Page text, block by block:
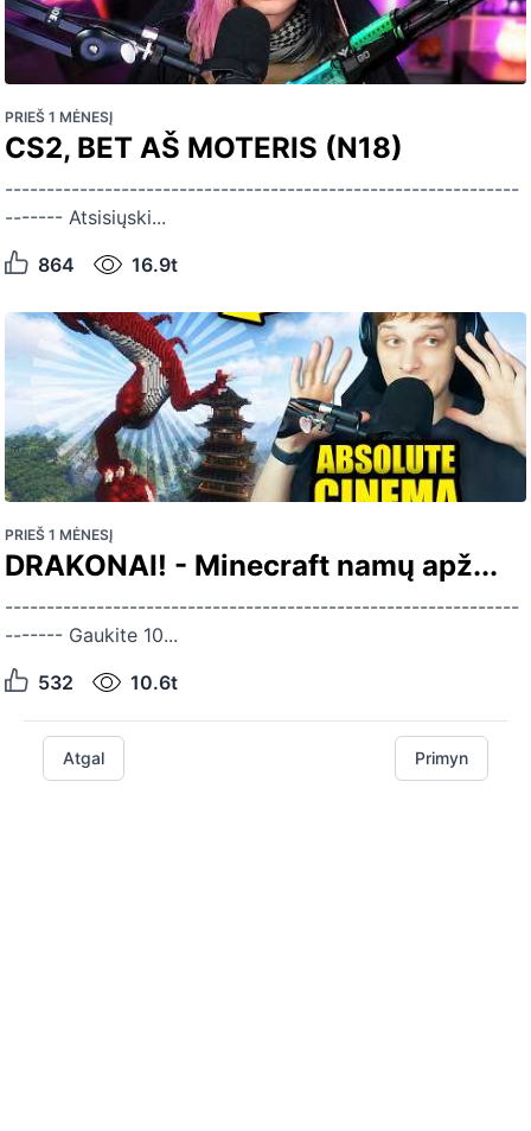
PRIEŠ 1 MĖNESĮ
CS2, BET AŠ MOTERIS (N18)
--------------------------------------------------------------
------- Atsisiųski...
864
16.9t
PRIEŠ 1 MĖNESĮ
DRAKONAI! - Minecraft namų apž...
--------------------------------------------------------------
------- Gaukite 10...
532
10.6t
Atgal Primyn